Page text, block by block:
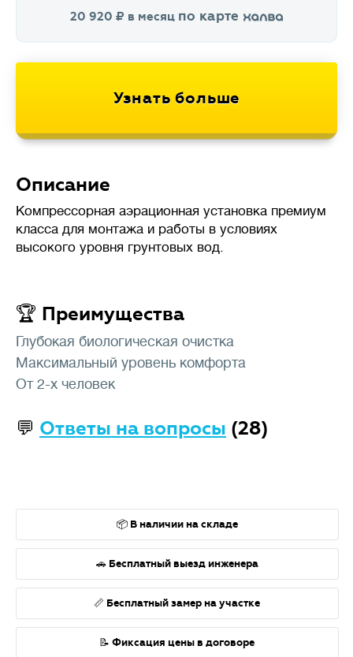
20 920 в месяц по карте
Описание
Компрессорная аэрационная установка премиум
класса для монтажа и работы в условиях
высокого уровня грунтовых вод.
🏆 Преимущества
Глубокая биологическая очистка
Максимальный уровень комфорта
От 2-х человек
💬 Ответы на вопросы (28)
📦 В наличии на складе
🚗 Бесплатный выезд инженера
📏 Бесплатный замер на участке
📝 Фиксация цены в договоре